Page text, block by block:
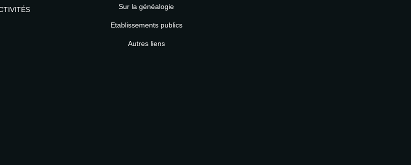
Sur la généalogie
Etablissements publics
Autres liens